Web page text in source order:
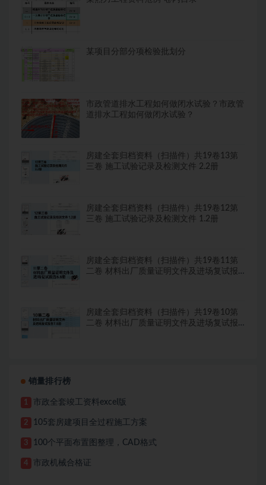
某项目分部分项检验批划分
市政管道排水工程如何做闭水试验？市政管
道排水工程如何做闭水试验？
房建全套归档资料（扫描件）共19卷13第
三卷 施工试验记录及检测文件 2.2册
房建全套归档资料（扫描件）共19卷12第
三卷 施工试验记录及检测文件 1.2册
房建全套归档资料（扫描件）共19卷11第
二卷 材料出厂质量证明文件及进场复试报
房建全套归档资料（扫描件）共19卷10第
二卷 材料出厂质量证明文件及进场复试报
销量排行榜
1 市政全套竣工资料excel版
2 105套房建项目全过程施工方案
3 100个平面布置图整理，CAD格式
4 市政机械合格证